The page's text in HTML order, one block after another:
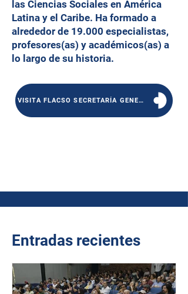
las Ciencias Sociales en América
Latina y el Caribe. Ha formado a
alrededor de 19.000 especialistas,
profesores(as) y académicos(as) a
lo largo de su historia.
VISITA FLACSO SECRETARÍA GENERAL
Entradas recientes